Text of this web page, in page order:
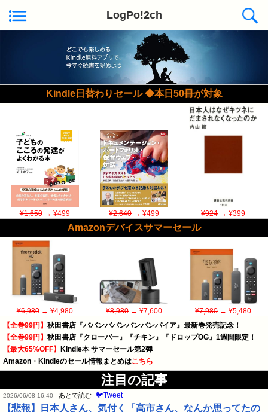
LogPo!2ch
Kindle日替わりセール ◆本日50冊が対象
¥1,650→ ¥499 ¥2,640→ ¥499 ¥924→ ¥399
Amazonデバイスサマーセール
¥6,980→ ¥4,980 ¥8,980→ ¥7,600 ¥7,980→ ¥5,480
【全巻99円】 秋田書店『ババンババンバンバンパイア』最新巻発売記念！
【全巻99円】 秋田書店『クローバー』『チキン』『ドロップOG』1週間限定！
【最大65%OFF】
Kindle本 サマーセール第2弾
Amazon・Kindleのセール情報まとめはこちら
注目の記事
2026/06/08 16:40 あとで読む 🐦Tweet
【悲報】日本人さん、気付く「高市さん、なんか思ってたの